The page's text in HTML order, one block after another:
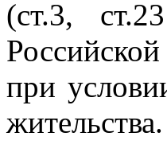
(ст.3,
при
жительства.